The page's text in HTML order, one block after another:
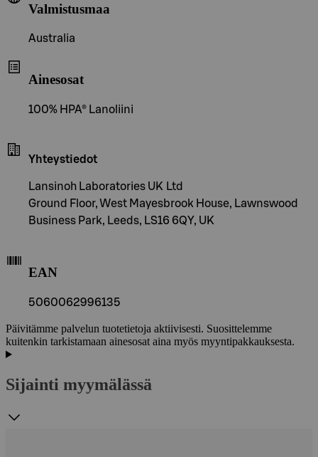
Valmistusmaa
Australia
Ainesosat
100% HPA® Lanoliini
Yhteystiedot
Lansinoh Laboratories UK Ltd
Ground Floor, West Mayesbrook House, Lawnswood
Business Park, Leeds, LS16 6QY, UK
EAN
5060062996135
Päivitämme palvelun tuotetietoja aktiivisesti. Suosittelemme
kuitenkin tarkistamaan ainesosat aina myös myyntipakkauksesta.
Sijainti myymälässä